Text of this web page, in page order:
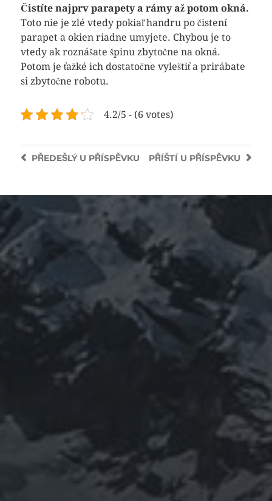
Čistíte najprv parapety a rámy až potom okná.
Toto nie je zlé vtedy pokiaľ handru po čistení
parapet a okien riadne umyjete. Chybou je to
vtedy ak roznášate špinu zbytočne na okná.
Potom je ťažké ich dostatočne vyleštiť a prirábate
si zbytočne robotu.
4.2/5 - (6 votes)
PŘÍŠTÍ U PŘÍSPĚVKU
PŘEDEŠLÝU PŘÍSPĚVKU